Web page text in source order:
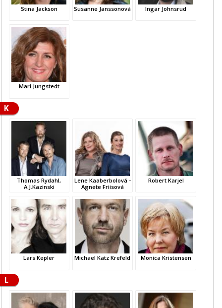
Stina Jackson Susanne Janssonová Ingar Johnsrud
Mari Jungstedt
K
Thomas Rydahl,
A.J.Kazinski
Lene Kaaberbolová -
Agnete Friisová
Robert Karjel
Lars Kepler Michael Katz Krefeld Monica Kristensen
L